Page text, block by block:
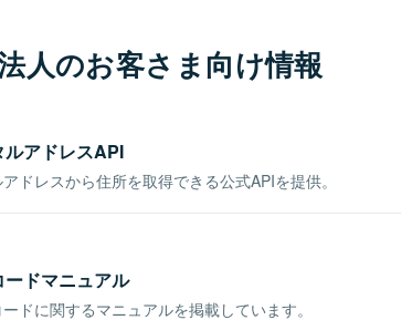
人のお客さま向け情報
アドレスAPI
ドレスから住所を取得できる公式APIを提供。
ドマニュアル
ドに関するマニュアルを掲載しています。